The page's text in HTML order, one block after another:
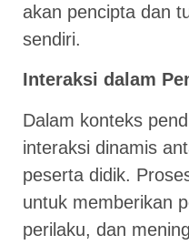
akan pencipta dan
sendiri.
Interaksi dalam
Dalam konteks
interaksi dinamis
peserta didik.
untuk memberikan
perilaku, dan